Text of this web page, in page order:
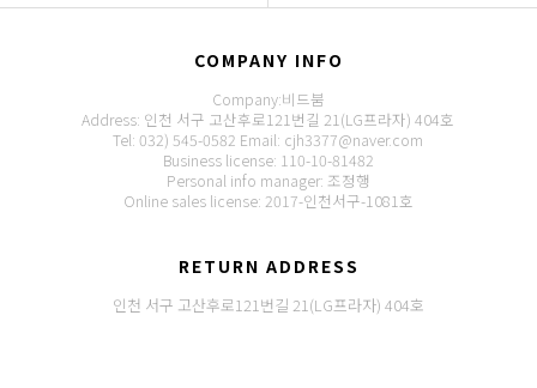
COMPANY INFO
Company:비드붐
Address: 인천 서구 고산후로121번길 21(LG프라자) 404호
Tel: 032) 545-0582 Email: cjh3377@naver.com
Business license: 110-10-81482
Personal info manager: 조정행
Online sales license: 2017-인천서구-1081호
RETURN ADDRESS
인천 서구 고산후로121번길 21(LG프라자) 404호